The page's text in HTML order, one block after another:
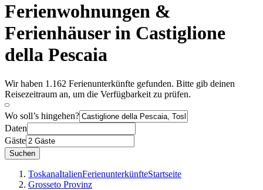
Ferienwohnungen &
Ferienhäuser in Castiglione
della Pescaia
Wir haben 1.162 Ferienunterkünfte gefunden. Bitte gib deinen
Reisezeitraum an, um die Verfügbarkeit zu prüfen.
Wo soll’s hingehen?
Daten
Gäste
Suchen
ToskanaItalienFerienunterkünfteStartseite
Grosseto Provinz